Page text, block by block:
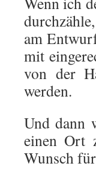
am
mit
von der
werden.
Und dann
einen Ort
Wunsch